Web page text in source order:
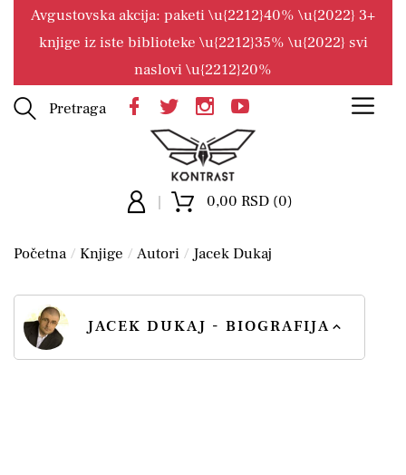
Avgustovska akcija: paketi \u{2212}40% \u{2022} 3+
knjige iz iste biblioteke \u{2212}35% \u{2022} svi
naslovi \u{2212}20%
Pretraga
0,00 RSD (0)
Početna Knjige Autori Jacek Dukaj
JACEK DUKAJ - BIOGRAFIJA